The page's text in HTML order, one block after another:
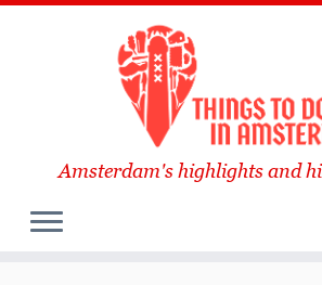
Amsterdam's highlights and